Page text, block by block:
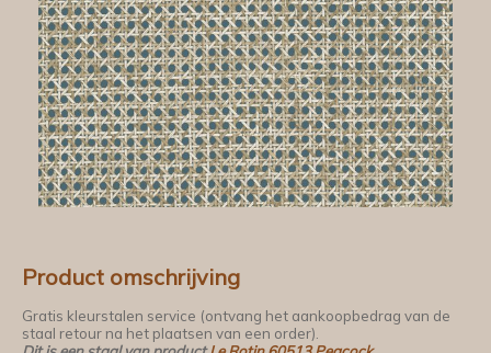
Product omschrijving
Gratis kleurstalen service (ontvang het aankoopbedrag van de
staal retour na het plaatsen van een order).